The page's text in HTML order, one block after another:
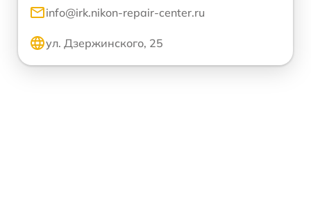
info@irk.nikon-repair-center.ru
ул. Дзержинского, 25